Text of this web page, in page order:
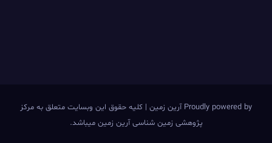
Proudly powered by آرین زمین | کلیه حقوق این وبسایت متعلق به مرکز
پژوهشی زمین شناسی آرین زمین میباشد.